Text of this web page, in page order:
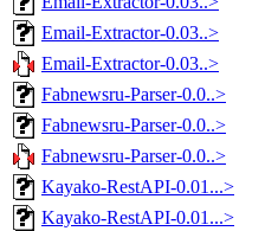
Email-Extractor-0.03..>
Email-Extractor-0.03..>
Fabnewsru-Parser-0.0..>
Fabnewsru-Parser-0.0..>
Fabnewsru-Parser-0.0..>
Kayako-RestAPI-0.01...>
Kayako-RestAPI-0.01...>